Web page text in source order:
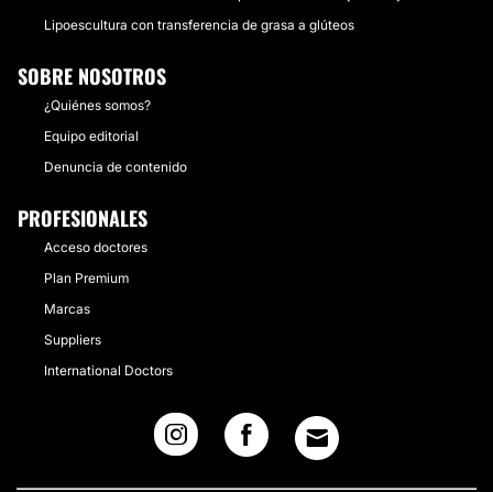
Lipoescultura con transferencia de grasa a glúteos
SOBRE NOSOTROS
¿Quiénes somos?
Equipo editorial
Denuncia de contenido
PROFESIONALES
Acceso doctores
Plan Premium
Marcas
Suppliers
International Doctors